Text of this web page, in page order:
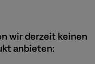
wir derzeit keinen
anbieten: